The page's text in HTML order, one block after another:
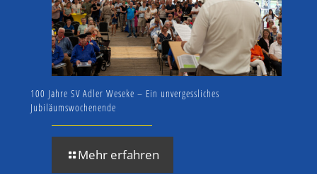
100 Jahre SV Adler Weseke – Ein unvergessliches
Jubiläumswochenende
Mehr erfahren